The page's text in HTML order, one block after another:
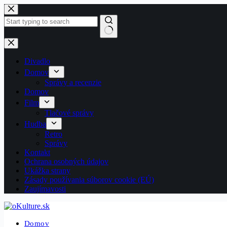
Skip
to
content
No
results
Divadlo
Domov
Správy a recenzie
Domov
Film
Tlačové správy
Hudba
Retro
Správy
Kontakt
Ochrana osobných údajov
Ukážka strany
Zásady používania súborov cookie (EÚ)
Zaujímavosti
Domov